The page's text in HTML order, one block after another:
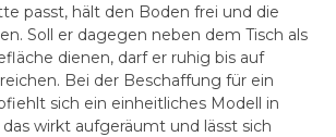
passt, hält den Boden frei und die
Soll er dagegen neben dem Tisch als
dienen, darf er ruhig bis auf
Bei der Beschaffung für ein
sich ein einheitliches Modell in
wirkt aufgeräumt und lässt sich